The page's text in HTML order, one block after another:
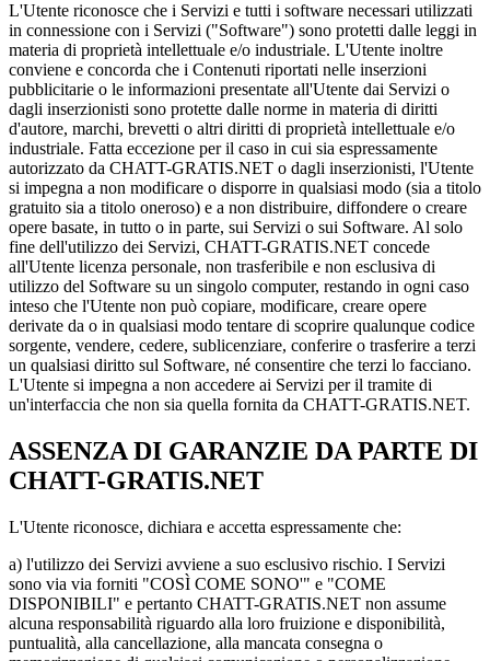
L'Utente riconosce che i Servizi e tutti i software necessari utilizzati
in connessione con i Servizi ("Software") sono protetti dalle leggi in
materia di proprietà intellettuale e/o industriale. L'Utente inoltre
conviene e concorda che i Contenuti riportati nelle inserzioni
pubblicitarie o le informazioni presentate all'Utente dai Servizi o
dagli inserzionisti sono protette dalle norme in materia di diritti
d'autore, marchi, brevetti o altri diritti di proprietà intellettuale e/o
industriale. Fatta eccezione per il caso in cui sia espressamente
autorizzato da CHATT-GRATIS.NET o dagli inserzionisti, l'Utente
si impegna a non modificare o disporre in qualsiasi modo (sia a titolo
gratuito sia a titolo oneroso) e a non distribuire, diffondere o creare
opere basate, in tutto o in parte, sui Servizi o sui Software. Al solo
fine dell'utilizzo dei Servizi, CHATT-GRATIS.NET concede
all'Utente licenza personale, non trasferibile e non esclusiva di
utilizzo del Software su un singolo computer, restando in ogni caso
inteso che l'Utente non può copiare, modificare, creare opere
derivate da o in qualsiasi modo tentare di scoprire qualunque codice
sorgente, vendere, cedere, sublicenziare, conferire o trasferire a terzi
un qualsiasi diritto sul Software, né consentire che terzi lo facciano.
L'Utente si impegna a non accedere ai Servizi per il tramite di
un'interfaccia che non sia quella fornita da CHATT-GRATIS.NET.
ASSENZA DI GARANZIE DA PARTE DI
CHATT-GRATIS.NET
L'Utente riconosce, dichiara e accetta espressamente che:
a) l'utilizzo dei Servizi avviene a suo esclusivo rischio. I Servizi
sono via via forniti "COSÌ COME SONO'" e "COME
DISPONIBILI" e pertanto CHATT-GRATIS.NET non assume
alcuna responsabilità riguardo alla loro fruizione e disponibilità,
puntualità, alla cancellazione, alla mancata consegna o